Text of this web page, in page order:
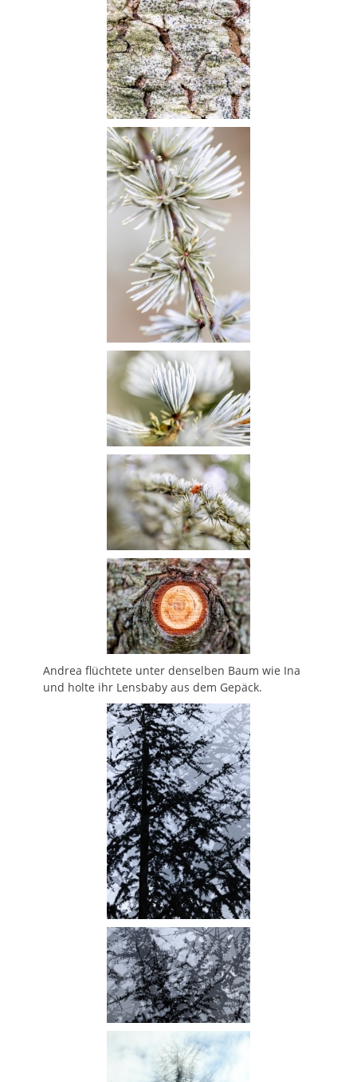
Andrea flüchtete unter denselben Baum wie Ina
und holte ihr Lensbaby aus dem Gepäck.